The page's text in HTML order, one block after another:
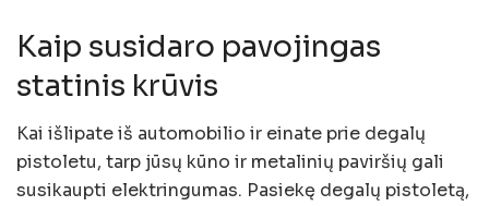
Kaip susidaro pavojingas
statinis krūvis
Kai išlipate iš automobilio ir einate prie degalų
pistoletu, tarp jūsų kūno ir metalinių paviršių gali
susikaupti elektringumas. Pasiekę degalų pistoletą,